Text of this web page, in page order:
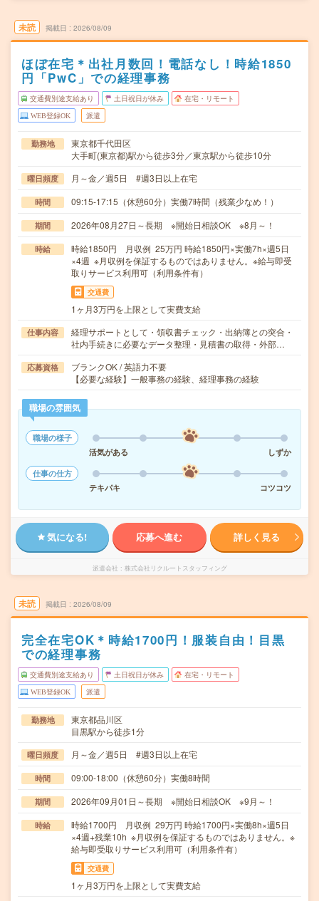
未読 掲載日 2026/08/09
ほぼ在宅＊出社月数回！電話なし！時給1850
円「PwC」での経理事務
交通費別途支給あり 土日祝日が休み 在宅・リモート
WEB登録OK 派遣
勤務地
東京都千代田区
大手町(東京都)駅から徒歩3分／東京駅から徒歩10分
曜日頻度 月～金／週5日 #週3日以上在宅
時間 09:15-17:15（休憩60分）実働7時間（残業少なめ！）
期間 2026年08月27日～長期 ※開始日相談OK ※8月～！
時給
時給1850円 月収例 25万円 時給1850円×実働7h×週5日
×4週 ※月収例を保証するものではありません。※給与即受
取りサービス利用可（利用条件有）
交通費
1ヶ月3万円を上限として実費支給
仕事内容
経理サポートとして・領収書チェック・出納簿との突合・
社内手続きに必要なデータ整理・見積書の取得・外部…
応募資格
ブランクOK / 英語力不要
【必要な経験】一般事務の経験、経理事務の経験
職場の雰囲気
職場の様子
活気がある
しずか
仕事の仕方
テキパキ
コツコツ
気になる! 応募へ進む 詳しく見る
派遣会社 株式会社リクルートスタッフィング
未読 掲載日 2026/08/09
完全在宅OK＊時給1700円！服装自由！目黒
での経理事務
交通費別途支給あり 土日祝日が休み 在宅・リモート
WEB登録OK 派遣
勤務地
東京都品川区
目黒駅から徒歩1分
曜日頻度 月～金／週5日 #週3日以上在宅
時間 09:00-18:00（休憩60分）実働8時間
期間 2026年09月01日～長期 ※開始日相談OK ※9月～！
時給
時給1700円 月収例 29万円 時給1700円×実働8h×週5日
×4週+残業10h ※月収例を保証するものではありません。※
給与即受取りサービス利用可（利用条件有）
交通費
1ヶ月3万円を上限として実費支給